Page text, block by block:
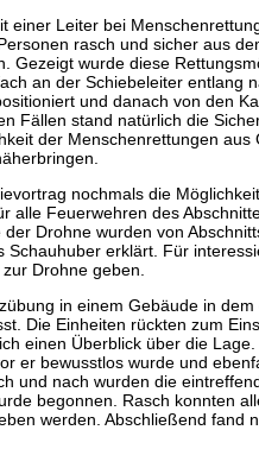
einer Leiter bei
rasch und sicher aus
Gezeigt wurde diese
an der Schiebeleiter entlang
und danach von den
Fällen stand natürlich die
der Menschenrettungen aus
nochmals die
alle Feuerwehren des
Drohne wurden von
erklärt. Für
Drohne geben.
in einem Gebäude in
Die Einheiten rückten zum
einen Überblick über die
er bewusstlos wurde und
und nach wurden die
begonnen. Rasch konnten
werden. Abschließend fand